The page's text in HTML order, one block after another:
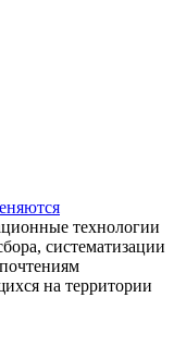
технологии
систематизации
на территории